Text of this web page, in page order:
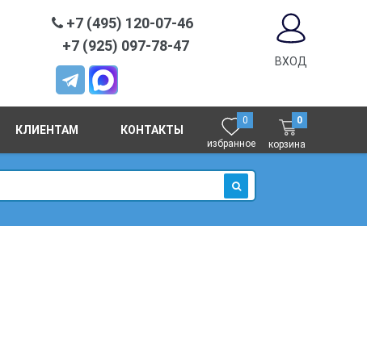
+7 (495) 120-07-46
+7 (925) 097-78-47
ВХОД
КЛИЕНТАМ КОНТАКТЫ
0
избранное
0
корзина
ИСКАТЬ